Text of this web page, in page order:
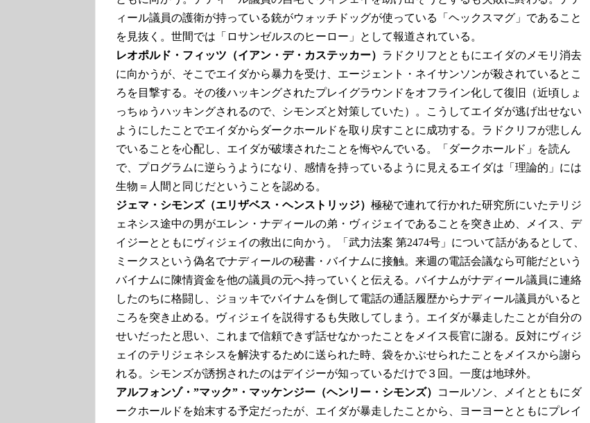
ィール議員の護衛が持っている銃がウォッチドッグが使っている「ヘックスマグ」であること
を見抜く。世間では「ロサンゼルスのヒーロー」として報道されている。
レオポルド・フィッツ（イアン・デ・カステッカー） ラドクリフとともにエイダのメモリ消去
に向かうが、そこでエイダから暴力を受け、エージェント・ネイサンソンが殺されているとこ
ろを目撃する。その後ハッキングされたプレイグラウンドをオフライン化して復旧（近頃しょ
っちゅうハッキングされるので、シモンズと対策していた）。こうしてエイダが逃げ出せない
ようにしたことでエイダからダークホールドを取り戻すことに成功する。ラドクリフが悲しん
でいることを心配し、エイダが破壊されたことを悔やんでいる。「ダークホールド」を読ん
で、プログラムに逆らうようになり、感情を持っているように見えるエイダは「理論的」には
生物＝人間と同じだということを認める。
ジェマ・シモンズ（エリザベス・ヘンストリッジ） 極秘で連れて行かれた研究所にいたテリジ
ェネシス途中の男がエレン・ナディールの弟・ヴィジェイであることを突き止め、メイス、デ
イジーとともにヴィジェイの救出に向かう。「武力法案 第2474号」について話があるとして、
ミークスという偽名でナディールの秘書・バイナムに接触。来週の電話会議なら可能だという
バイナムに陳情資金を他の議員の元へ持っていくと伝える。バイナムがナディール議員に連絡
したのちに格闘し、ジョッキでバイナムを倒して電話の通話履歴からナディール議員がいると
ころを突き止める。ヴィジェイを説得するも失敗してしまう。エイダが暴走したことが自分の
せいだったと思い、これまで信頼できず話せなかったことをメイス長官に謝る。反対にヴィジ
ェイのテリジェネシスを解決するために送られた時、袋をかぶせられたことをメイスから謝ら
れる。シモンズが誘拐されたのはデイジーが知っているだけで３回。一度は地球外。
アルフォンゾ・”マック”・マッケンジー（ヘンリー・シモンズ）
コールソン、メイとともにダ
ークホールドを始末する予定だったが、エイダが暴走したことから、ヨーヨーとともにプレイ